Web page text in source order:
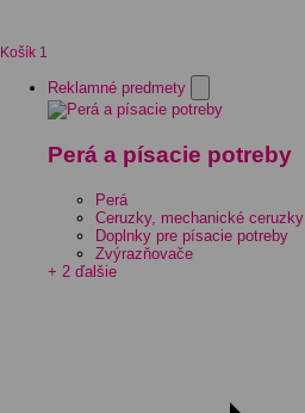
Košík 1
Reklamné predmety
Perá a písacie potreby
Perá
Ceruzky, mechanické ceruzky
Doplnky pre písacie potreby
Zvýrazňovače
+ 2 ďalšie